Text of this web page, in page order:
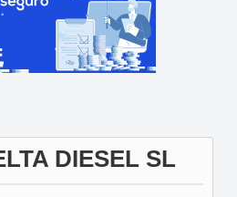
DIESEL SL